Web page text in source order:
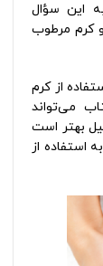
این سؤال
کرم مرطوب
از کرم
می‌تواند
بهتر است
استفاده از